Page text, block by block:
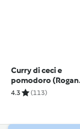
Curry di ceci e
pomodoro (Rogan
Josh curry)
4.3 (113)